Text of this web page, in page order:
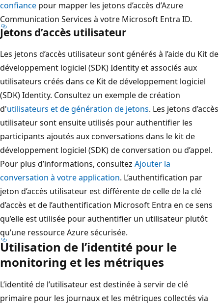
confiance pour mapper les jetons d’accès d’Azure
Communication Services à votre Microsoft Entra ID.
Jetons d’accès utilisateur
Les jetons d’accès utilisateur sont générés à l’aide du Kit de
développement logiciel (SDK) Identity et associés aux
utilisateurs créés dans ce Kit de développement logiciel
(SDK) Identity. Consultez un exemple de création
d'utilisateurs et de génération de jetons. Les jetons d’accès
utilisateur sont ensuite utilisés pour authentifier les
participants ajoutés aux conversations dans le kit de
développement logiciel (SDK) de conversation ou d’appel.
Pour plus d’informations, consultez Ajouter la
conversation à votre application. L’authentification par
jeton d’accès utilisateur est différente de celle de la clé
d’accès et de l’authentification Microsoft Entra en ce sens
qu’elle est utilisée pour authentifier un utilisateur plutôt
qu’une ressource Azure sécurisée.
Utilisation de l’identité pour le
monitoring et les métriques
L’identité de l’utilisateur est destinée à servir de clé
primaire pour les journaux et les métriques collectés via